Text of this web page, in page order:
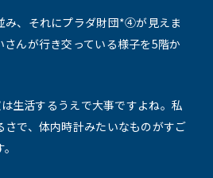
み、それにプラダ財団*④が見えま
んが行き交っている様子を5階か
生活するうえで大事ですよね。私
さで、体内時計みたいなものがすご